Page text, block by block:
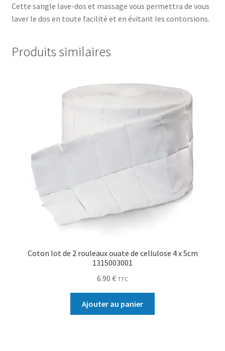
Cette sangle lave-dos et massage vous permettra de vous
laver le dos en toute facilité et en évitant les contorsions.
Produits similaires
Coton lot de 2 rouleaux ouate de cellulose 4 x 5cm
1315003001
6.90 € TTC
Ajouter au panier